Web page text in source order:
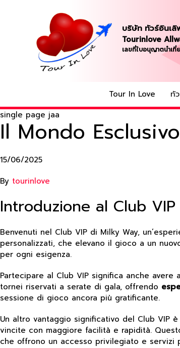
บริษัท ทัวร์อินเลิ
Tourinlove
เลขที่ใบอนุญาตนำเ
Tour In Love ทั
single page jaa
Il Mondo
15/06/2025
By tourinlove
Introduzione al Club
Benvenuti nel Club VIP di Milky Way,
personalizzati, che elevano il gioco a un
per ogni esigenza.
Partecipare al Club VIP significa anche avere
tornei riservati a serate di gala, offrendo
sessione di gioco ancora più gratificante.
Un altro vantaggio significativo del Club VIP è
vincite con maggiore facilità e rapidità.
che offrono un accesso privilegiato e servizi